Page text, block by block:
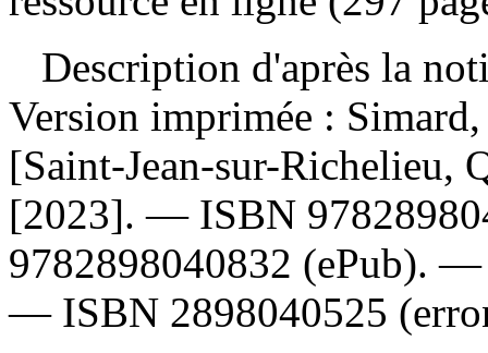
Description d'après la
Version imprimée :
[Saint-Jean-sur-Richelieu,
[2023]. — ISBN
9782898040832 (ePub).
— ISBN 2898040525